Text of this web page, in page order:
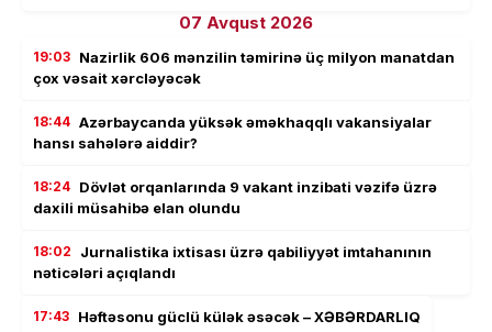
07 Avqust 2026
19:03 Nazirlik 606 mənzilin təmirinə üç milyon manatdan
çox vəsait xərcləyəcək
18:44 Azərbaycanda yüksək əməkhaqqlı vakansiyalar
hansı sahələrə aiddir?
18:24 Dövlət orqanlarında 9 vakant inzibati vəzifə üzrə
daxili müsahibə elan olundu
18:02
Jurnalistika ixtisası üzrə qabiliyyət imtahanının
nəticələri açıqlandı
17:43 Həftəsonu güclü külək əsəcək – XƏBƏRDARLIQ